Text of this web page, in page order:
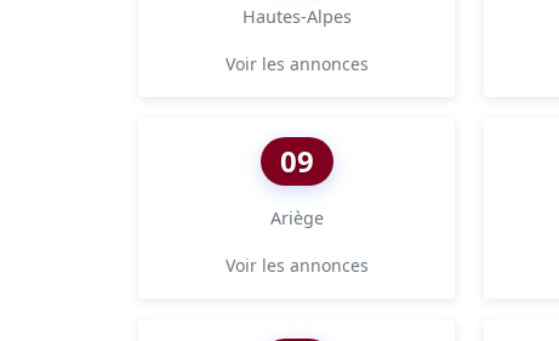
Hautes-Alpes
Voir les annonces
09
Ariège
Voir les annonces